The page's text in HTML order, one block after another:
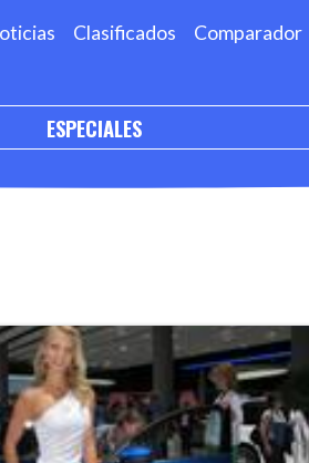
Clasificados Comparador
ESPECIALES